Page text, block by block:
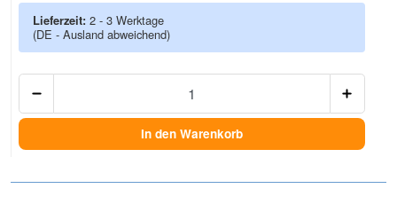
Lieferzeit: 2 - 3 Werktage
(DE - Ausland abweichend)
In den Warenkorb